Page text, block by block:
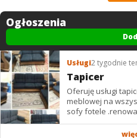
Ogłoszenia
Usługi2 tygodnie
Tapicer
Oferuję usługi
meblowej na